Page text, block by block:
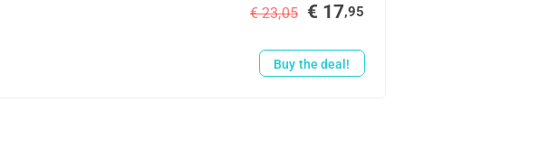
€ 23,05 € 17,95
Buy the deal!